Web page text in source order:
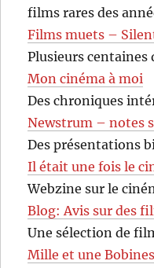
films rares des
Films muets –
Plusieurs
Mon cinéma à moi
Des chroniques
Newstrum – notes
Des présentations
Il était une fois le
Webzine sur le
Blog: Avis sur des
Une sélection de
Mille et une Bobines